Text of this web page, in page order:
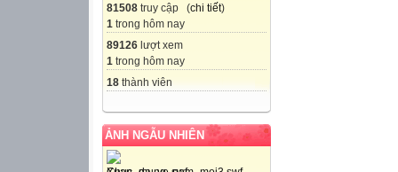
81508 truy cập (chi tiết)
1 trong hôm nay
89126 lượt xem
1 trong hôm nay
18 thành viên
ẢNH NGẪU NHIÊN